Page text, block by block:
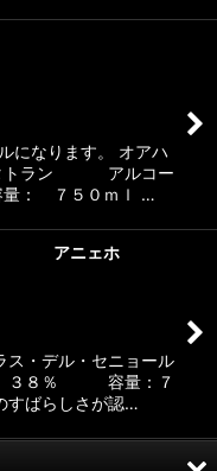
になります。 オアハ
タトラン アルコー
： ７５０ｍｌ …
アニェホ
ス・デル・セニョール
３８％ 容量：７
すばらしさが認…